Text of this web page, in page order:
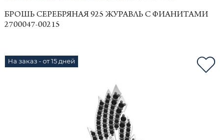
БРОШЬ СЕРЕБРЯНАЯ 925 ЖУРАВЛЬ С ФИАНИТАМИ
2700047-00215
На заказ - от 15 дней